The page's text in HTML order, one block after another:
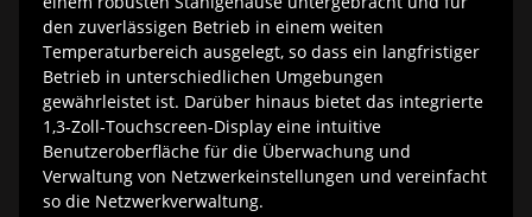
den zuverlässigen Betrieb in einem weiten
Temperaturbereich ausgelegt, so dass ein langfristiger
Betrieb in unterschiedlichen Umgebungen
gewährleistet ist. Darüber hinaus bietet das integrierte
1,3-Zoll-Touchscreen-Display eine intuitive
Benutzeroberfläche für die Überwachung und
Verwaltung von Netzwerkeinstellungen und vereinfacht
so die Netzwerkverwaltung.